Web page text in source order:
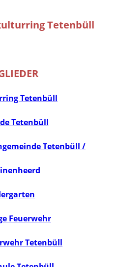
Tetenbüll
Tetenbüll
Tetenbüll
Tetenbüll /
Feuerwehr
Tetenbüll